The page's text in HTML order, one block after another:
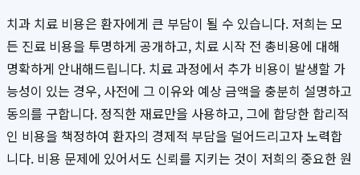
치과 치료 비용은 환자에게 큰 부담이 될 수 있습니다. 저희는 모
든 진료 비용을 투명하게 공개하고, 치료 시작 전 총비용에 대해
명확하게 안내해드립니다. 치료 과정에서 추가 비용이 발생할 가
능성이 있는 경우, 사전에 그 이유와 예상 금액을 충분히 설명하고
동의를 구합니다. 정직한 재료만을 사용하고, 그에 합당한 합리적
인 비용을 책정하여 환자의 경제적 부담을 덜어드리고자 노력합
니다. 비용 문제에 있어서도 신뢰를 지키는 것이 저희의 중요한 원